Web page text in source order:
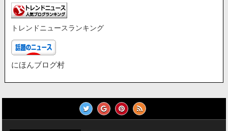
トレンドニュースランキング
にほんブログ村